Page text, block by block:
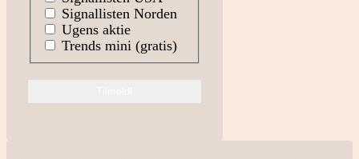
Signallisten Norden
Ugens aktie
Trends mini (gratis)